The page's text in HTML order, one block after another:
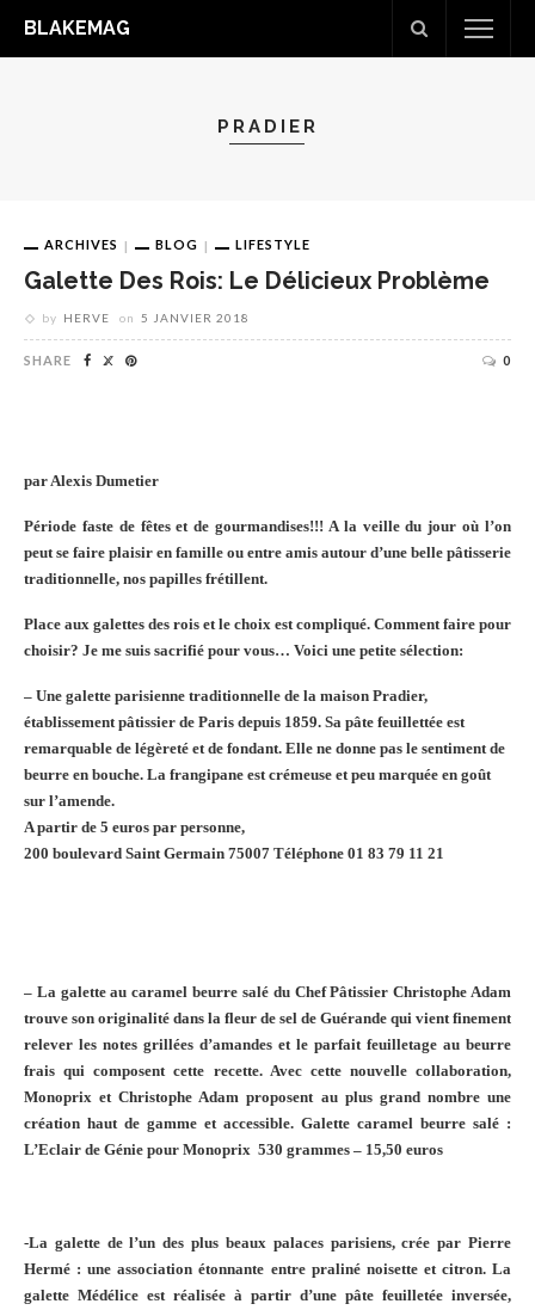
BLAKEMAG
PRADIER
ARCHIVES BLOG LIFESTYLE
Galette Des Rois: Le Délicieux Problème
by HERVE on 5 JANVIER 2018
SHARE 0
par Alexis Dumetier
Période faste de fêtes et de gourmandises!!! A la veille du jour où l’on
peut se faire plaisir en famille ou entre amis autour d’une belle pâtisserie
traditionnelle, nos papilles frétillent.
Place aux galettes des rois et le choix est compliqué. Comment faire pour
choisir? Je me suis sacrifié pour vous… Voici une petite sélection:
– Une galette parisienne traditionnelle de la maison Pradier,
établissement pâtissier de Paris depuis 1859. Sa pâte feuillettée est
remarquable de légèreté et de fondant. Elle ne donne pas le sentiment de
beurre en bouche. La frangipane est crémeuse et peu marquée en goût
sur l’amende.
A partir de 5 euros par personne,
200 boulevard Saint Germain 75007 Téléphone 01 83 79 11 21
– La galette au caramel beurre salé du Chef Pâtissier Christophe Adam
trouve son originalité dans la fleur de sel de Guérande qui vient finement
relever les notes grillées d’amandes et le parfait feuilletage au beurre
frais qui composent cette recette. Avec cette nouvelle collaboration,
Monoprix et Christophe Adam proposent au plus grand nombre une
création haut de gamme et accessible. Galette caramel beurre salé :
L’Eclair de Génie pour Monoprix 530 grammes – 15,50 euros
-La galette de l’un des plus beaux palaces parisiens, crée par Pierre
Hermé : une association étonnante entre praliné noisette et citron. La
galette Médélice est réalisée à partir d’une pâte feuilletée inversée,